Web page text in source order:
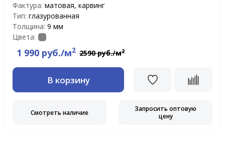
Фактура: матовая, карвинг
Тип: глазурованная
Толщина: 9 мм
Цвета:
1 990 руб./м2 2590 руб./м2
В корзину
Смотреть наличие
Запросить оптовую
цену